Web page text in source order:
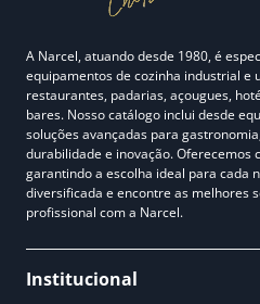
A Narcel, atuando desde 1980, é
equipamentos de cozinha industrial e
restaurantes, padarias, açougues,
bares. Nosso catálogo inclui desde
soluções avançadas para
durabilidade e inovação. Oferecemos
garantindo a escolha ideal para cada
diversificada e encontre as melhores
profissional com a Narcel.
Institucional